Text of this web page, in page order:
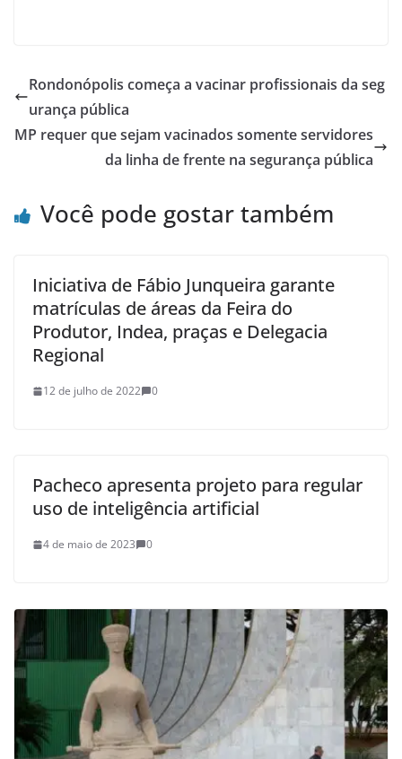
Rondonópolis começa a vacinar profissionais da seg
urança pública
MP requer que sejam vacinados somente servidores
da linha de frente na segurança pública
Você pode gostar também
Iniciativa de Fábio Junqueira garante
matrículas de áreas da Feira do
Produtor, Indea, praças e Delegacia
Regional
12 de julho de 2022 0
Pacheco apresenta projeto para regular
uso de inteligência artificial
4 de maio de 2023 0